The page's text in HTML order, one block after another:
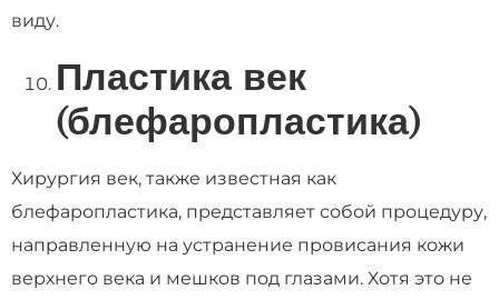
виду.
Пластика век
(блефаропластика)
Хирургия век, также известная как
блефаропластика, представляет собой процедуру,
направленную на устранение провисания кожи
верхнего века и мешков под глазами. Хотя это не